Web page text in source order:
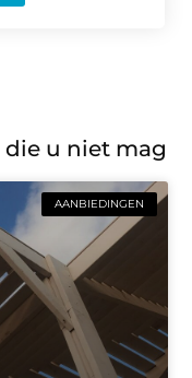
die u niet mag
AANBIEDINGEN